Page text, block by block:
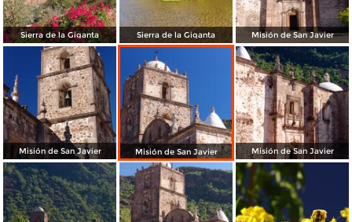
Sierra de la Giganta Sierra de la Giganta Misión de San Javier
Misión de San Javier Misión de San Javier Misión de San Javier